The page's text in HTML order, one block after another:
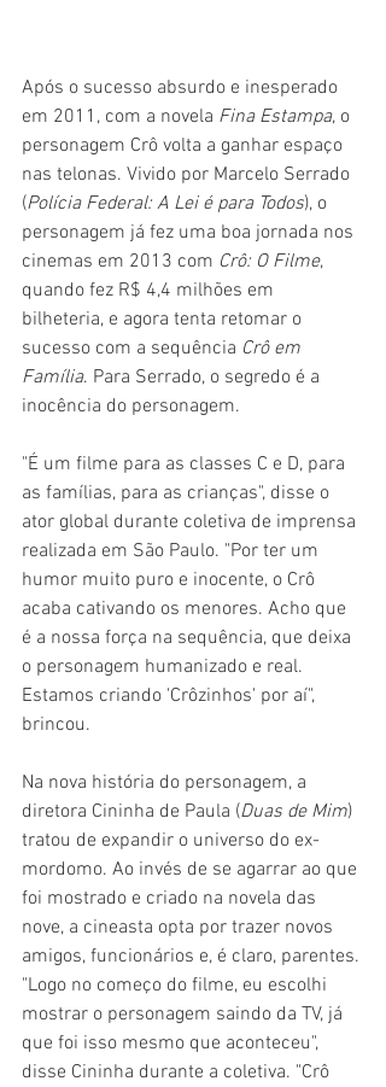
Após o sucesso absurdo e inesperado
em 2011, com a novela Fina Estampa, o
personagem Crô volta a ganhar espaço
nas telonas. Vivido por Marcelo Serrado
(Polícia Federal: A Lei é para Todos), o
personagem já fez uma boa jornada nos
cinemas em 2013 com Crô: O Filme,
quando fez R$ 4,4 milhões em
bilheteria, e agora tenta retomar o
sucesso com a sequência Crô em
Família. Para Serrado, o segredo é a
inocência do personagem.
"É um filme para as classes C e D, para
as famílias, para as crianças", disse o
ator global durante coletiva de imprensa
realizada em São Paulo. "Por ter um
humor muito puro e inocente, o Crô
acaba cativando os menores. Acho que
é a nossa força na sequência, que deixa
o personagem humanizado e real.
Estamos criando 'Crôzinhos' por aí",
brincou.
Na nova história do personagem, a
diretora Cininha de Paula (Duas de Mim)
tratou de expandir o universo do ex-
mordomo. Ao invés de se agarrar ao que
foi mostrado e criado na novela das
nove, a cineasta opta por trazer novos
amigos, funcionários e, é claro, parentes.
"Logo no começo do filme, eu escolhi
mostrar o personagem saindo da TV, já
que foi isso mesmo que aconteceu",
disse Cininha durante a coletiva. "Crô